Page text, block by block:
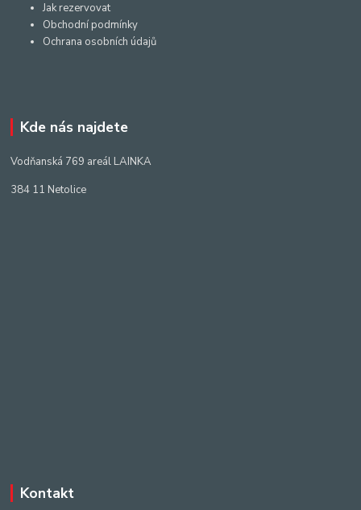
Jak rezervovat
Obchodní podmínky
Ochrana osobních údajů
Kde nás najdete
Vodňanská 769 areál LAINKA
384 11 Netolice
Kontakt